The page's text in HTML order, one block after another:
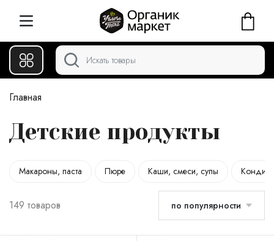
Главная
Детские продукты
Макароны, паста Пюре Каши, смеси, супы
149 товаров по популярности